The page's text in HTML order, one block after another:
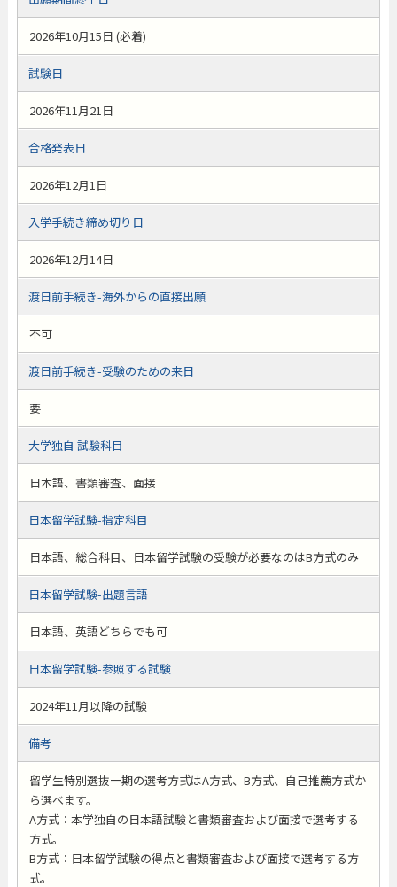
2026年10月15日 (必着)
試験日
2026年11月21日
合格発表日
2026年12月1日
入学手続き締め切り日
2026年12月14日
渡日前手続き-海外からの直接出願
不可
渡日前手続き-受験のための来日
要
大学独自 試験科目
日本語、書類審査、面接
日本留学試験-指定科目
日本語、総合科目、日本留学試験の受験が必要なのはB方式のみ
日本留学試験-出題言語
日本語、英語どちらでも可
日本留学試験-参照する試験
2024年11月以降の試験
備考
留学生特別選抜一期の選考方式はA方式、B方式、自己推薦方式か
ら選べます。
A方式：本学独自の日本語試験と書類審査および面接で選考する
方式。
B方式：日本留学試験の得点と書類審査および面接で選考する方
式。